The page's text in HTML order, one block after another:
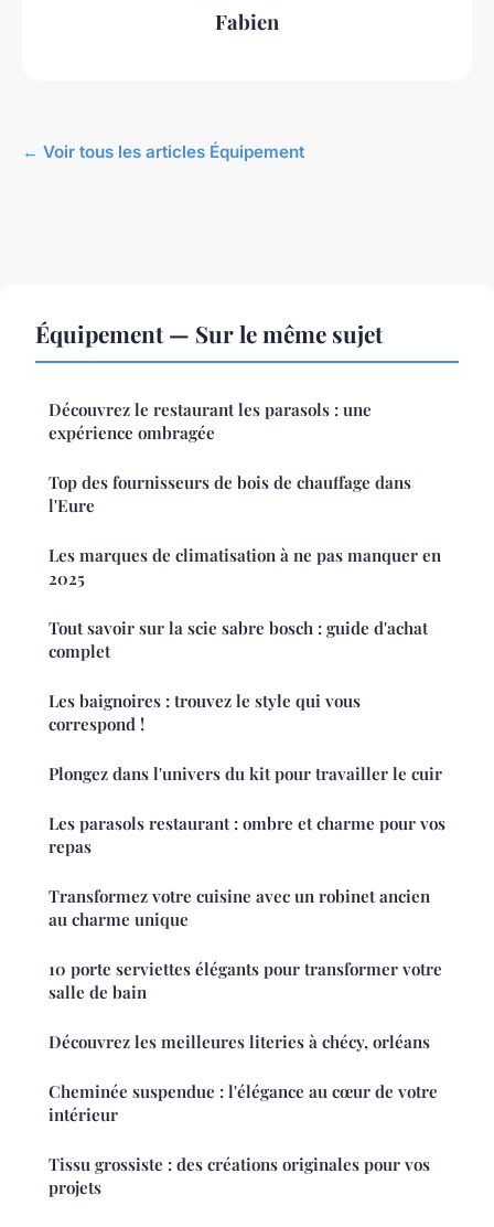
Fabien
← Voir tous les articles Équipement
Équipement — Sur le même sujet
Découvrez le restaurant les parasols : une
expérience ombragée
Top des fournisseurs de bois de chauffage dans
l'Eure
Les marques de climatisation à ne pas manquer en
2025
Tout savoir sur la scie sabre bosch : guide d'achat
complet
Les baignoires : trouvez le style qui vous
correspond !
Plongez dans l'univers du kit pour travailler le cuir
Les parasols restaurant : ombre et charme pour vos
repas
Transformez votre cuisine avec un robinet ancien
au charme unique
10 porte serviettes élégants pour transformer votre
salle de bain
Découvrez les meilleures literies à chécy, orléans
Cheminée suspendue : l'élégance au cœur de votre
intérieur
Tissu grossiste : des créations originales pour vos
projets